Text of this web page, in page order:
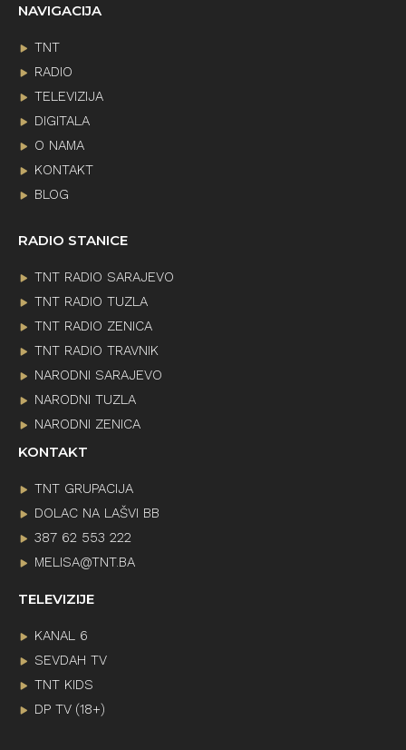
NAVIGACIJA
TNT
RADIO
TELEVIZIJA
DIGITALA
O NAMA
KONTAKT
BLOG
RADIO STANICE
TNT RADIO SARAJEVO
TNT RADIO TUZLA
TNT RADIO ZENICA
TNT RADIO TRAVNIK
NARODNI SARAJEVO
NARODNI TUZLA
NARODNI ZENICA
KONTAKT
TNT GRUPACIJA
DOLAC NA LAŠVI BB
387 62 553 222
MELISA@TNT.BA
TELEVIZIJE
KANAL 6
SEVDAH TV
TNT KIDS
DP TV (18+)